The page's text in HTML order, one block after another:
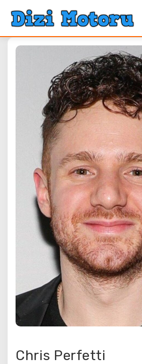
Chris Perfetti